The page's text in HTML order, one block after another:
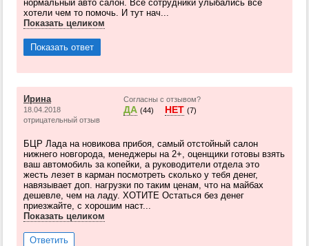
нормальный авто салон. Все сотрудники улыбались все
хотели чем то помочь. И тут нач...
Показать целиком
Показать ответ
Ирина
18.04.2018
отрицательный отзыв
Согласны с отзывом?
ДА (44) НЕТ (7)
БЦР Лада на новикова прибоя, самый отстойный салон
нижнего новгорода, менеджеры на 2+, оценщики готовы взять
ваш автомобиль за копейки, а руководители отдела это
жесть лезет в карман посмотреть сколько у тебя денег,
навязывает доп. нагрузки по таким ценам, что на майбах
дешевле, чем на ладу. ХОТИТЕ Остаться без денег
приезжайте, с хорошим наст...
Показать целиком
Ответить